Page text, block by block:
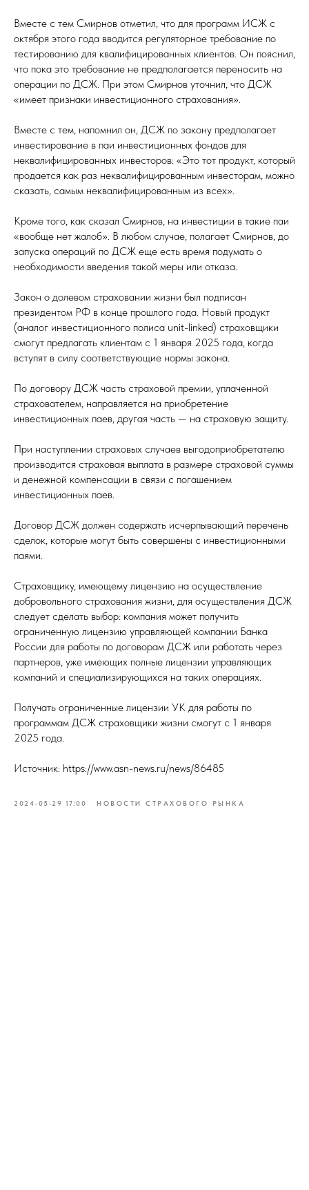
Вместе с тем Смирнов отметил, что для программ ИСЖ с
октября этого года вводится регуляторное требование по
тестированию для квалифицированных клиентов. Он пояснил,
что пока это требование не предполагается переносить на
операции по ДСЖ. При этом Смирнов уточнил, что ДСЖ
«имеет признаки инвестиционного страхования».
Вместе с тем, напомнил он, ДСЖ по закону предполагает
инвестирование в паи инвестиционных фондов для
неквалифицированных инвесторов: «Это тот продукт, который
продается как раз неквалифицированным инвесторам, можно
сказать, самым неквалифицированным из всех».
Кроме того, как сказал Смирнов, на инвестиции в такие паи
«вообще нет жалоб». В любом случае, полагает Смирнов, до
запуска операций по ДСЖ еще есть время подумать о
необходимости введения такой меры или отказа.
Закон о долевом страховании жизни был подписан
президентом РФ в конце прошлого года. Новый продукт
(аналог инвестиционного полиса unit-linked) страховщики
смогут предлагать клиентам с 1 января 2025 года, когда
вступят в силу соответствующие нормы закона.
По договору ДСЖ часть страховой премии, уплаченной
страхователем, направляется на приобретение
инвестиционных паев, другая часть — на страховую защиту.
При наступлении страховых случаев выгодоприобретателю
производится страховая выплата в размере страховой суммы
и денежной компенсации в связи с погашением
инвестиционных паев.
Договор ДСЖ должен содержать исчерпывающий перечень
сделок, которые могут быть совершены с инвестиционными
паями.
Страховщику, имеющему лицензию на осуществление
добровольного страхования жизни, для осуществления ДСЖ
следует сделать выбор: компания может получить
ограниченную лицензию управляющей компании Банка
России для работы по договорам ДСЖ или работать через
партнеров, уже имеющих полные лицензии управляющих
компаний и специализирующихся на таких операциях.
Получать ограниченные лицензии УК для работы по
программам ДСЖ страховщики жизни смогут с 1 января
2025 года.
Источник: https://www.asn-news.ru/news/86485
2024-05-29 17:00 НОВОСТИ СТРАХОВОГО РЫНКА